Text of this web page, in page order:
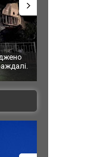
Українські
під час ліквідації